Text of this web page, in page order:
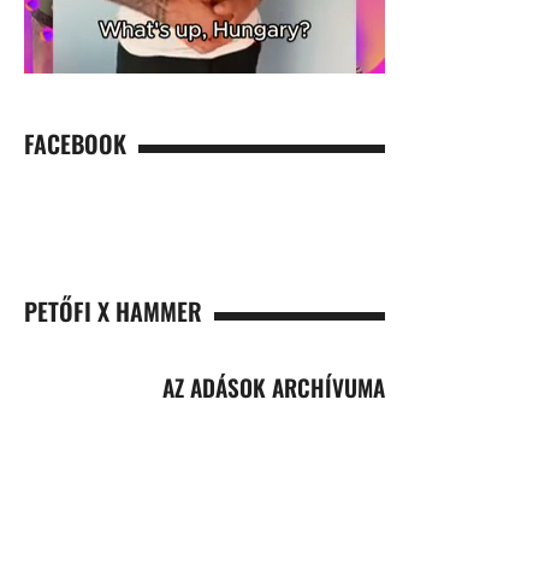
FACEBOOK
PETŐFI X HAMMER
AZ ADÁSOK ARCHÍVUMA